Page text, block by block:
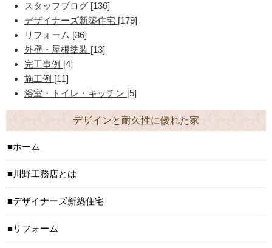
スタッフブログ [136]
デザイナーズ新築住宅 [179]
リフォーム [36]
外壁・屋根塗装 [13]
完工事例 [4]
施工例 [11]
浴室・トイレ・キッチン [5]
デザインと耐久性に優れた家
ホーム
川野工務店とは
デザイナーズ新築住宅
リフォーム